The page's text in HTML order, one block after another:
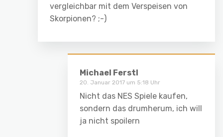
vergleichbar mit dem Verspeisen von
Skorpionen? ;-)
Michael Ferstl
20. Januar 2017 um 5:18 Uhr
Nicht das NES Spiele kaufen,
sondern das drumherum, ich will
ja nicht spoilern